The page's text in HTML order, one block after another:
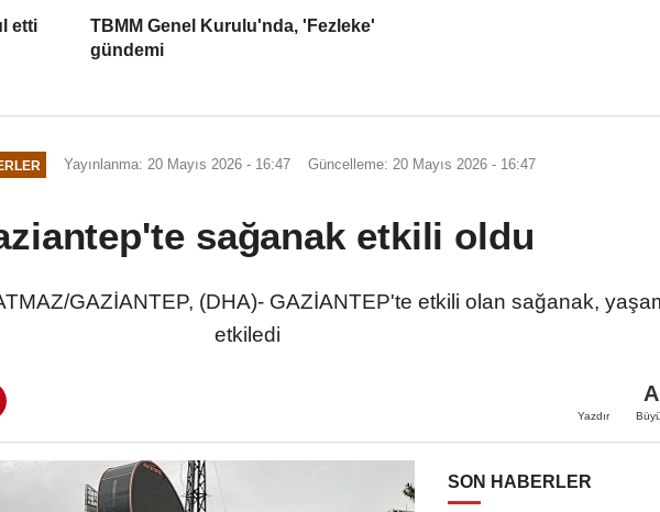
etti
TBMM Genel Kurulu'nda, 'Fezleke'
gündemi
Yayınlanma: 20 Mayıs 2026 - 16:47 Güncelleme: 20 Mayıs 2026 - 16:47
sağanak etkili oldu
GAZİANTEP, (DHA)- GAZİANTEP'te etkili olan sağanak,
etkiledi
Yazdır
A
SON HABERLER